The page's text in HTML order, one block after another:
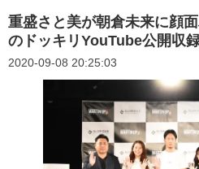
重盛さと美が朝倉未来に顔
のドッキリYouTube公開収
2020-09-08 20:25:03